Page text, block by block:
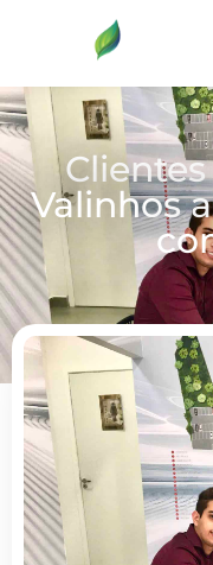
Valinhos